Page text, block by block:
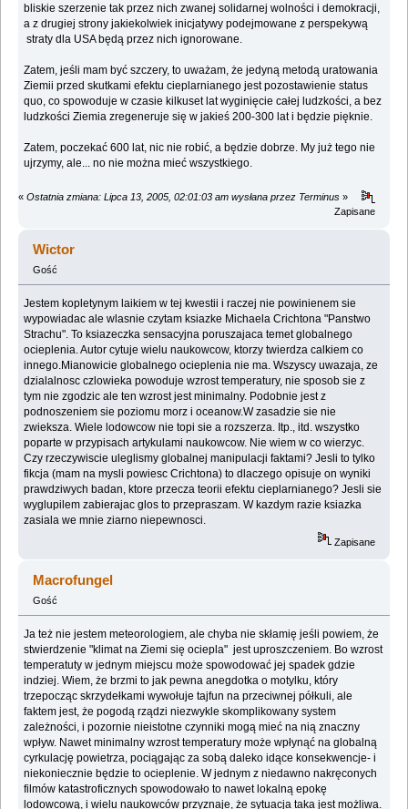
bliskie szerzenie tak przez nich zwanej solidarnej wolności i demokracji,
a z drugiej strony jakiekolwiek inicjatywy podejmowane z perspekywą
straty dla USA będą przez nich ignorowane.
Zatem, jeśli mam być szczery, to uważam, że jedyną metodą uratowania
Ziemii przed skutkami efektu cieplarnianego jest pozostawienie status
quo, co spowoduje w czasie kilkuset lat wyginięcie całej ludzkości, a bez
ludzkości Ziemia zregeneruje się w jakieś 200-300 lat i będzie pięknie.
Zatem, poczekać 600 lat, nic nie robić, a będzie dobrze. My już tego nie
ujrzymy, ale... no nie można mieć wszystkiego.
« Ostatnia zmiana: Lipca 13, 2005, 02:01:03 am wysłana przez Terminus »
Zapisane
Wictor
Gość
Jestem kopletynym laikiem w tej kwestii i raczej nie powinienem sie
wypowiadac ale wlasnie czytam ksiazke Michaela Crichtona "Panstwo
Strachu". To ksiazeczka sensacyjna poruszajaca temet globalnego
ocieplenia. Autor cytuje wielu naukowcow, ktorzy twierdza calkiem co
innego.Mianowicie globalnego ocieplenia nie ma. Wszyscy uwazaja, ze
dzialalnosc czlowieka powoduje wzrost temperatury, nie sposob sie z
tym nie zgodzic ale ten wzrost jest minimalny. Podobnie jest z
podnoszeniem sie poziomu morz i oceanow.W zasadzie sie nie
zwieksza. Wiele lodowcow nie topi sie a rozszerza. Itp., itd. wszystko
poparte w przypisach artykulami naukowcow. Nie wiem w co wierzyc.
Czy rzeczywiscie uleglismy globalnej manipulacji faktami? Jesli to tylko
fikcja (mam na mysli powiesc Crichtona) to dlaczego opisuje on wyniki
prawdziwych badan, ktore przecza teorii efektu cieplarnianego? Jesli sie
wyglupilem zabierajac glos to przepraszam. W kazdym razie ksiazka
zasiala we mnie ziarno niepewnosci.
Zapisane
Macrofungel
Gość
Ja też nie jestem meteorologiem, ale chyba nie skłamię jeśli powiem, że
stwierdzenie "klimat na Ziemi się ociepla" jest uproszczeniem. Bo wzrost
temperatuty w jednym miejscu może spowodować jej spadek gdzie
indziej. Wiem, że brzmi to jak pewna anegdotka o motylku, który
trzepocząc skrzydełkami wywołuje tajfun na przeciwnej półkuli, ale
faktem jest, że pogodą rządzi niezwykle skomplikowany system
zależności, i pozornie nieistotne czynniki mogą mieć na nią znaczny
wpływ. Nawet minimalny wzrost temperatury może wpłynąć na globalną
cyrkulację powietrza, pociągając za sobą daleko idące konsekwencje- i
niekoniecznie będzie to ocieplenie. W jednym z niedawno nakręconych
filmów katastroficznych spowodowało to nawet lokalną epokę
lodowcową, i wielu naukowców przyznaje, że sytuacja taka jest możliwa.